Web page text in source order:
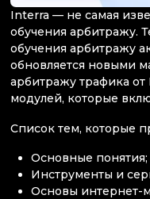
Interra — не самая
обучения арбитражу.
обучения арбитражу
обновляется новыми
арбитражу трафика от
модулей, которые
Список тем, которые
Основные понятия;
Инструменты и
Основы интернет-